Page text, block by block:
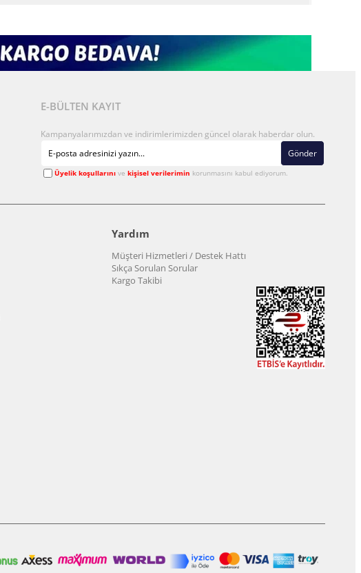
E-BÜLTEN KAYIT
Kampanyalarımızdan ve indirimlerimizden güncel olarak haberdar olun.
Gönder
Üyelik koşullarınıve kişisel verilerimin korunmasını kabul ediyorum.
Yardım
Müşteri Hizmetleri / Destek Hattı
Sıkça Sorulan Sorular
Kargo Takibi